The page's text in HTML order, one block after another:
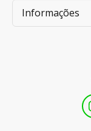
Informações